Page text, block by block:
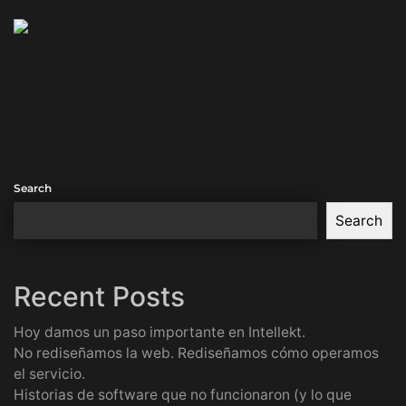
Search
Search
Recent Posts
Hoy damos un paso importante en Intellekt.
No rediseñamos la web. Rediseñamos cómo operamos
el servicio.
Historias de software que no funcionaron (y lo que